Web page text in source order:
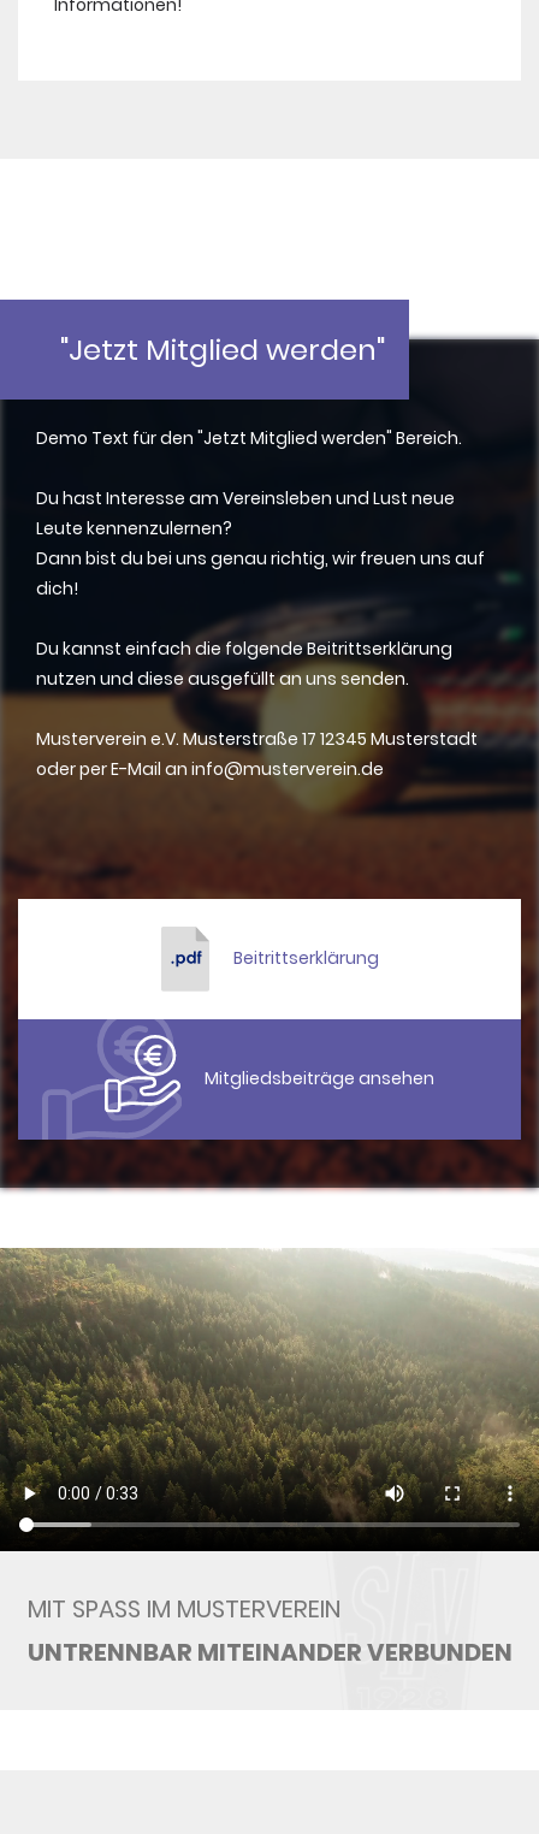
"Jetzt Mitglied werden"
Demo Text für den "Jetzt Mitglied werden" Bereich.
Du hast Interesse am Vereinsleben und Lust neue
Leute kennenzulernen?
Dann bist du bei uns genau richtig, wir freuen uns auf
dich!
Du kannst einfach die folgende Beitrittserklärung
nutzen und diese ausgefüllt an uns senden.
Musterverein e.V. Musterstraße 17 12345 Musterstadt
oder per E-Mail an info@musterverein.de
Beitrittserklärung
Mitgliedsbeiträge ansehen
MIT SPASS IM MUSTERVEREIN
UNTRENNBAR MITEINANDER VERBUNDEN